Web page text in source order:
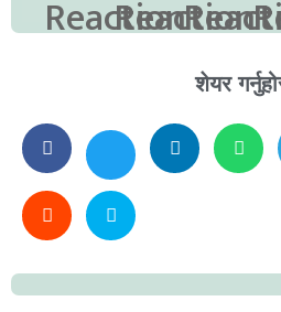
शेयर